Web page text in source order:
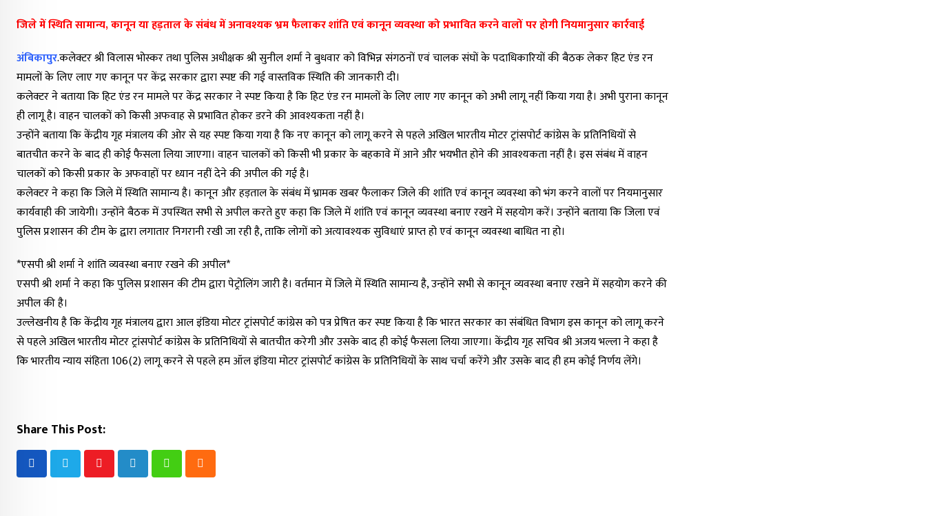
जिले में स्थिति सामान्य, कानून या हड़ताल के संबंध में अनावश्यक भ्रम फैलाकर शांति एवं कानून व्यवस्था को प्रभावित करने वालों पर होगी नियमानुसार कार्रवाई
अंबिकापुर.कलेक्टर श्री विलास भोस्कर तथा पुलिस अधीक्षक श्री सुनील शर्मा ने बुधवार को विभिन्न संगठनों एवं चालक संघों के पदाधिकारियों की बैठक लेकर हिट एंड रन
मामलों के लिए लाए गए कानून पर केंद्र सरकार द्वारा स्पष्ट की गई वास्तविक स्थिति की जानकारी दी।
कलेक्टर ने बताया कि हिट एंड रन मामले पर केंद्र सरकार ने स्पष्ट किया है कि हिट एंड रन मामलों के लिए लाए गए कानून को अभी लागू नहीं किया गया है। अभी पुराना कानून
ही लागू है। वाहन चालकों को किसी अफवाह से प्रभावित होकर डरने की आवश्यकता नहीं है।
उन्होंने बताया कि केंद्रीय गृह मंत्रालय की ओर से यह स्पष्ट किया गया है कि नए कानून को लागू करने से पहले अखिल भारतीय मोटर ट्रांसपोर्ट कांग्रेस के प्रतिनिधियों से
बातचीत करने के बाद ही कोई फैसला लिया जाएगा। वाहन चालकों को किसी भी प्रकार के बहकावे में आने और भयभीत होने की आवश्यकता नहीं है। इस संबंध में वाहन
चालकों को किसी प्रकार के अफवाहों पर ध्यान नहीं देने की अपील की गई है।
कलेक्टर ने कहा कि जिले में स्थिति सामान्य है। कानून और हड़ताल के संबंध में भ्रामक खबर फैलाकर जिले की शांति एवं कानून व्यवस्था को भंग करने वालों पर नियमानुसार
कार्यवाही की जायेगी। उन्होंने बैठक में उपस्थित सभी से अपील करते हुए कहा कि जिले में शांति एवं कानून व्यवस्था बनाए रखने में सहयोग करें। उन्होंने बताया कि जिला एवं
पुलिस प्रशासन की टीम के द्वारा लगातार निगरानी रखी जा रही है, ताकि लोगों को अत्यावश्यक सुविधाएं प्राप्त हो एवं कानून व्यवस्था बाधित ना हो।
*एसपी श्री शर्मा ने शांति व्यवस्था बनाए रखने की अपील*
एसपी श्री शर्मा ने कहा कि पुलिस प्रशासन की टीम द्वारा पेट्रोलिंग जारी है। वर्तमान में जिले में स्थिति सामान्य है, उन्होंने सभी से कानून व्यवस्था बनाए रखने में सहयोग करने की
अपील की है।
उल्लेखनीय है कि केंद्रीय गृह मंत्रालय द्वारा आल इंडिया मोटर ट्रांसपोर्ट कांग्रेस को पत्र प्रेषित कर स्पष्ट किया है कि भारत सरकार का संबंधित विभाग इस कानून को लागू करने
से पहले अखिल भारतीय मोटर ट्रांसपोर्ट कांग्रेस के प्रतिनिधियों से बातचीत करेगी और उसके बाद ही कोई फैसला लिया जाएगा। केंद्रीय गृह सचिव श्री अजय भल्ला ने कहा है
कि भारतीय न्याय संहिता 106(2) लागू करने से पहले हम ऑल इंडिया मोटर ट्रांसपोर्ट कांग्रेस के प्रतिनिधियों के साथ चर्चा करेंगे और उसके बाद ही हम कोई निर्णय लेंगे।
Share This Post:
YoutubeLinkedInWhatsappCloud